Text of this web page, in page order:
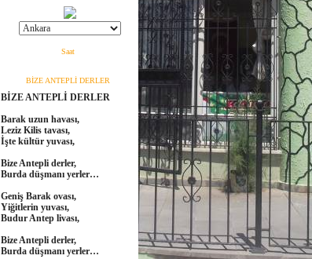
Saat
BİZE ANTEPLİ DERLER
BİZE ANTEPLİ DERLER
Barak uzun havası,
Leziz Kilis tavası,
İşte kültür yuvası,
Bize Antepli derler,
Burda düşmanı yerler…
Geniş Barak ovası,
Yiğitlerin yuvası,
Budur Antep livası,
Bize Antepli derler,
Burda düşmanı yerler…